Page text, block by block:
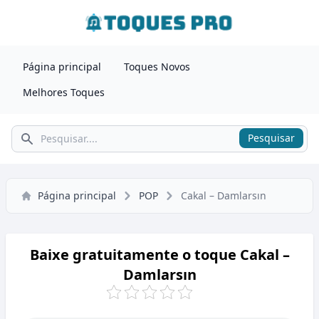
Página principal
Toques Novos
Melhores Toques
Pesquisar Pesquisar
Página principal POP Cakal – Damlarsın
Baixe gratuitamente o toque Cakal –
Damlarsın